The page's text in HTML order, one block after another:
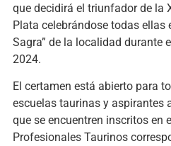
que decidirá el triunfador de la
Plata celebrándose todas ellas
Sagra” de la localidad durante
2024.
El certamen está abierto para
escuelas taurinas y aspirantes
que se encuentren inscritos en
Profesionales Taurinos